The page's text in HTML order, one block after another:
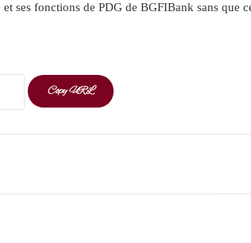
ses fonctions de PDG de BGFIBank sans que
Copy URL